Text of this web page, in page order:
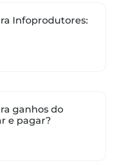
Infoprodutores:
ganhos do
e pagar?